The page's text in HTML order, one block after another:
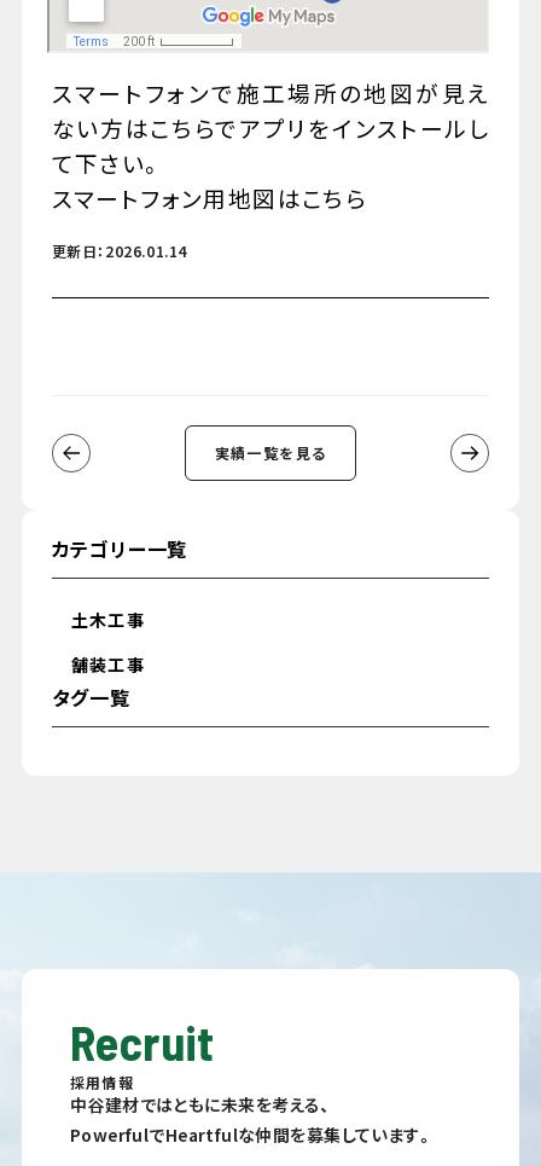
スマートフォンで施工場所の地図が見え
ない方はこちらでアプリをインストールし
て下さい。
スマートフォン用地図はこちら
更新日：2026.01.14
実績一覧を見る
カテゴリー一覧
土木工事
舗装工事
タグ一覧
Recruit
採用情報
中谷建材ではともに未来を考える、
PowerfulでHeartfulな仲間を募集しています。